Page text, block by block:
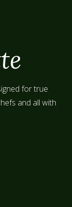
for true
and all with